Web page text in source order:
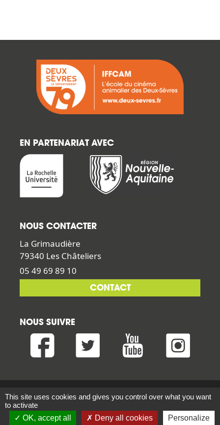
EN PARTENARIAT AVEC
NOUS CONTACTER
La Grimaudière
79340 Les Châteliers
05 49 69 89 10
CONTACT
NOUS SUIVRE
Mentions légales–Conditions générales de vente–
This site uses cookies and gives you control over what you want
to activate
OK, accept all
Deny all cookies Personalize